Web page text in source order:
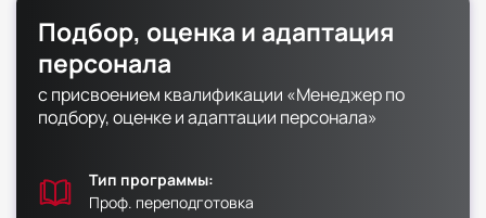
Способы оплаты
Поступающим
Сведения об образовательной организации
Подбор, оценка и адаптация
персонала
с присвоением квалификации «Менеджер по
подбору, оценке и адаптации персонала»
Тип программы:
Проф. переподготовка